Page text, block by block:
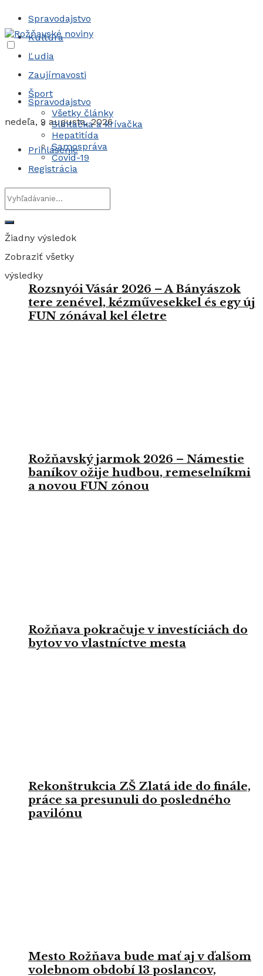
Spravodajstvo
Kultúra
Ľudia
Zaujímavosti
Šport
nedeľa, 9 augusta, 2026
Prihlásenie
Registrácia
Žiadny výsledok
Zobraziť všetky
výsledky
Spravodajstvo
Všetky články
Slintačka a krívačka
Hepatitída
Samospráva
Covid-19
Rozsnyói Vásár 2026 – A Bányászok
tere zenével, kézművesekkel és egy új
FUN zónával kel életre
Rožňavský jarmok 2026 – Námestie
baníkov ožije hudbou, remeselníkmi
a novou FUN zónou
Rožňava pokračuje v investíciách do
bytov vo vlastníctve mesta
Rekonštrukcia ZŠ Zlatá ide do finále,
práce sa presunuli do posledného
pavilónu
Mesto Rožňava bude mať aj v ďalšom
volebnom období 13 poslancov,